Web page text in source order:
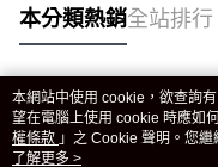
本分類熱銷全站排行
熱門標籤
本網站中使用 cookie，欲查詢
望在電腦上使用 cookie 時應如
權條款 」之 Cookie 聲明。您
用條款之 Cookie 聲明使用
了解更多 >